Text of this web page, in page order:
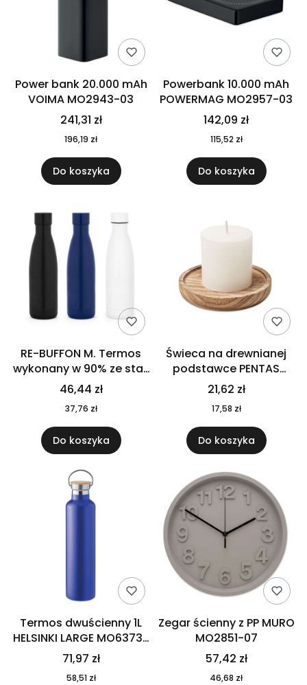
Power bank 20.000 mAh
VOIMA MO2943-03
241,31 zł
196,19 zł
Do koszyka
Powerbank 10.000 mAh
POWERMAG MO2957-03
142,09 zł
115,52 zł
Do koszyka
RE-BUFFON M. Termos
wykonany w 90% ze stali
nierdzewnej
pochodzącej z
recyklingu 520 ml 94294
46,44 zł
37,76 zł
Do koszyka
Świeca na drewnianej
podstawce PENTAS
MO6282-40
21,62 zł
17,58 zł
Do koszyka
Termos dwuścienny 1L
HELSINKI LARGE MO6373-
04
71,97 zł
58,51 zł
Zegar ścienny z PP MURO
MO2851-07
57,42 zł
46,68 zł